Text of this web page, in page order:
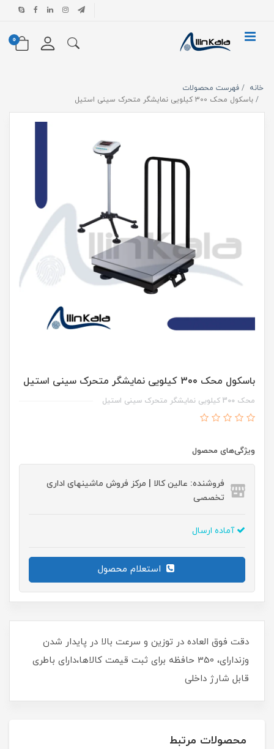
0
خانه
فهرست محصولات
باسکول محک 300 کیلویی نمایشگر متحرک سینی استیل
باسکول محک 300 کیلویی نمایشگر متحرک سینی استیل
محک 300 کیلویی نمایشگر متحرک سینی استیل
ویژگی‌های محصول
فروشنده: عالین کالا | مرکز فروش ماشینهای اداری
تخصصی
آماده ارسال
دقت فوق العاده در توزین و سرعت بالا در پایدار شدن
وزندارای، 350 حافظه برای ثبت قیمت کالاها،دارای باطری
قابل شارژ داخلی
محصولات مرتبط